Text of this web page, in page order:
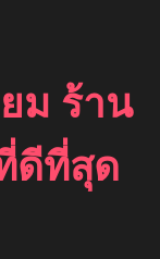
ม ร้าน
ดีที่สุด